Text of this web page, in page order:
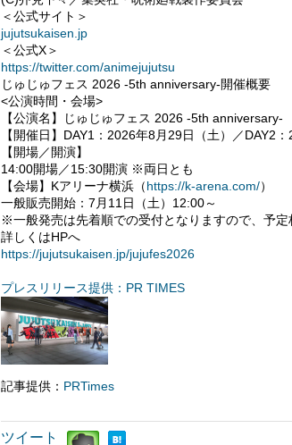
＜公式サイト＞
jujutsukaisen.jp
＜公式X＞
https://twitter.com/animejujutsu
じゅじゅフェス 2026 -5th anniversary-開催概要
<公演時間・会場>
【公演名】じゅじゅフェス 2026 -5th anniversary-
【開催日】DAY1：2026年8月29日（土）／DAY2：
【開場／開演】
14:00開場／15:30開演 ※両日とも
【会場】Kアリーナ横浜（https://k-arena.com/）
一般販売開始：7月11日（土）12:00～
※一般発売は先着順での受付となりますので、予定
詳しくはHPへ
https://jujutsukaisen.jp/jujufes2026
プレスリリース提供：PR TIMES
記事提供： PRTimes
ツイート